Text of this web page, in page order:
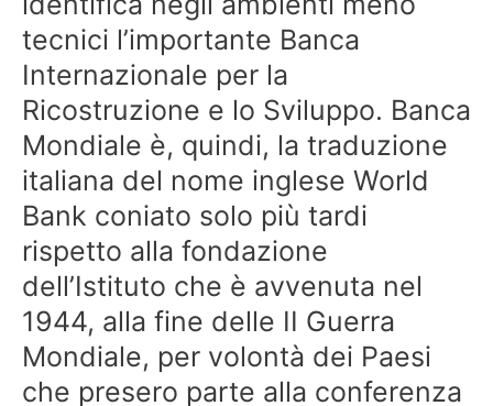
tecnici l’importante Banca
Internazionale per la
Ricostruzione e lo Sviluppo. Banca
Mondiale è, quindi, la traduzione
italiana del nome inglese World
Bank coniato solo più tardi
rispetto alla fondazione
dell’Istituto che è avvenuta nel
1944, alla fine delle II Guerra
Mondiale, per volontà dei Paesi
che presero parte alla conferenza